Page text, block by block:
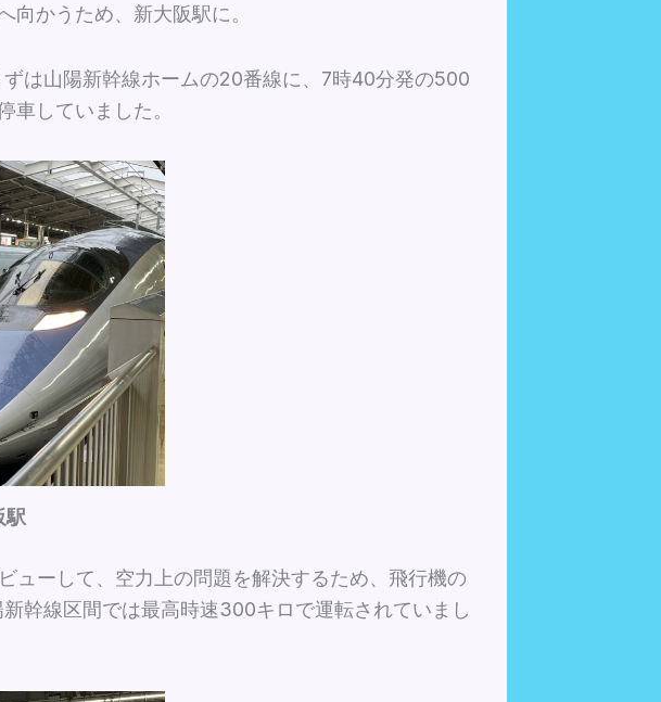
かうため、新大阪駅に。
は山陽新幹線ホームの20番線に、7時40分発の500
車していました。
駅
ューして、空力上の問題を解決するため、飛行機の
幹線区間では最高時速300キロで運転されていまし